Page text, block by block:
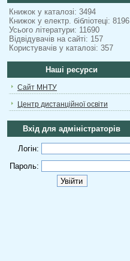
Книжок у каталозі: 3494
Книжок у електр. бібліотеці: 8196
Усього літератури: 11690
Відвідувачів на сайті: 157
Користувачів у каталозі: 357
Наші ресурси
Сайт МНТУ
Центр дистанційної освіти
Вхід для адміністраторів
Логін:
Пароль: